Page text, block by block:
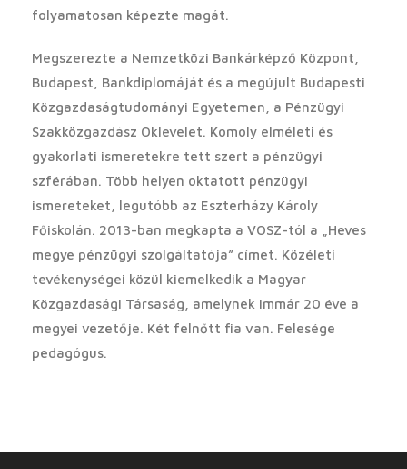
folyamatosan képezte magát.
Megszerezte a Nemzetközi Bankárképző Központ,
Budapest, Bankdiplomáját és a megújult Budapesti
Közgazdaságtudományi Egyetemen, a Pénzügyi
Szakközgazdász Oklevelet. Komoly elméleti és
gyakorlati ismeretekre tett szert a pénzügyi
szférában. Több helyen oktatott pénzügyi
ismereteket, legutóbb az Eszterházy Károly
Főiskolán. 2013-ban megkapta a VOSZ-tól a „Heves
megye pénzügyi szolgáltatója” címet. Közéleti
tevékenységei közül kiemelkedik a Magyar
Közgazdasági Társaság, amelynek immár 20 éve a
megyei vezetője. Két felnőtt fia van. Felesége
pedagógus.